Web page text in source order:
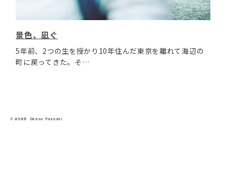
© 2026 Okano Yasushi
景色、凪ぐ
5年前、2つの生を授かり10年住んだ東京を離れて海辺の
町に戻ってきた。そ…